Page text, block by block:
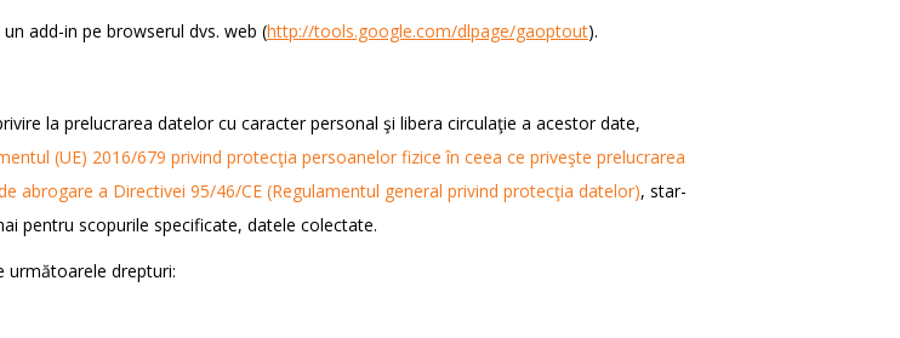
add-in pe browserul dvs. web (http://tools.google.com/dlpage/gaoptout).
la prelucrarea datelor cu caracter personal şi libera circulaţie a acestor date,
(UE) 2016/679 privind protecţia persoanelor fizice în ceea ce priveşte prelucrarea
abrogare a Directivei 95/46/CE (Regulamentul general privind protecţia datelor), star-
pentru scopurile specificate, datele colectate.
următoarele drepturi: